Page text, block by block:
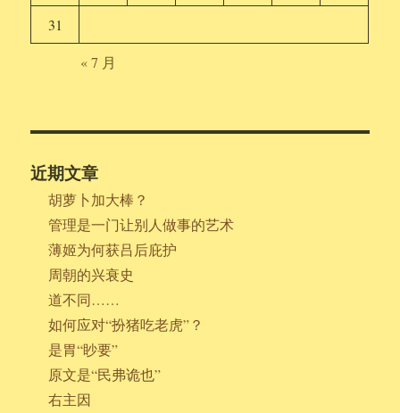
31
« 7 月
近期文章
胡萝卜加大棒？
管理是一门让别人做事的艺术
薄姬为何获吕后庇护
周朝的兴衰史
道不同……
如何应对“扮猪吃老虎”？
是胃“眇要”
原文是“民弗诡也”
右主因